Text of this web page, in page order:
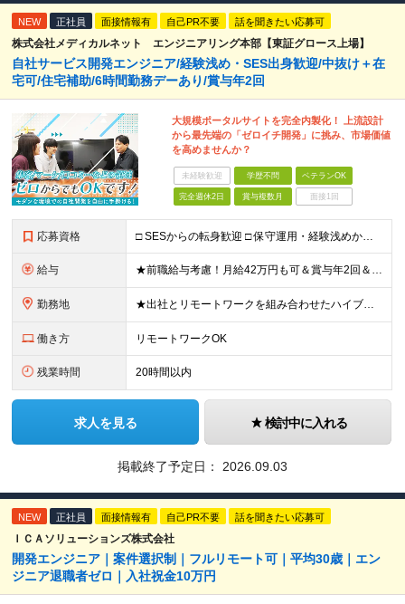
NEW 正社員 面接情報有 自己PR不要 話を聞きたい応募可
株式会社メディカルネット エンジニアリング本部【東証グロース上場】
自社サービス開発エンジニア/経験浅め・SES出身歓迎/中抜け＋在
宅可/住宅補助/6時間勤務デーあり/賞与年2回
大規模ポータルサイトを完全内製化！ 上流設計
から最先端の「ゼロイチ開発」に挑み、市場価値
を高めませんか？
未経験歓迎 学歴不問 ベテランOK
完全週休2日 賞与複数月 面接1回
応募資格 □ SESからの転身歓迎 □ 保守運用・経験浅めからのチャレンジ歓迎 ■ 学歴不問 ■ 何らかのシステム開発経験をお持ちの方（言語・年数不問） ＜当社で経験できること＞ ・企画、要件定義、設計、実装
給与 ★前職給与考慮！月給42万円も可＆賞与年2回＆昇給随時！★ ■月給29万円～42万円＋賞与年2回＋交通費 ※前職の給与やスキルを考慮し決定します ※固定残業代（月45時間分／7万7,000円～11万
勤務地 ★出社とリモートワークを組み合わせたハイブリッド勤務！ ★幡ヶ谷駅から徒歩1分！ 【本社】 東京都渋谷区幡ヶ谷1-34-14 宝ビル3F ※(変更の範囲)上記を除く当社関連勤務地
働き方 リモートワークOK
残業時間 20時間以内
求人を見る 検討中に入れる
掲載終了予定日： 2026.09.03
NEW 正社員 面接情報有 自己PR不要 話を聞きたい応募可
ＩＣＡソリューションズ株式会社
開発エンジニア｜案件選択制｜フルリモート可｜平均30歳｜エン
ジニア退職者ゼロ｜入社祝金10万円